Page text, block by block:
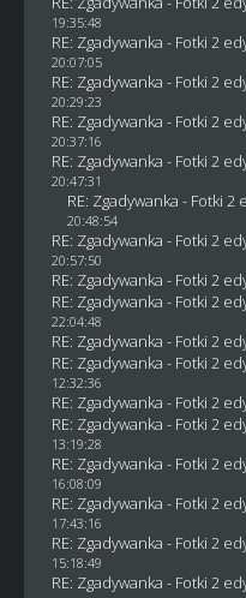
19:35:48
RE: Zgadywanka - Fotki 2
20:07:05
RE: Zgadywanka - Fotki 2
20:29:23
RE: Zgadywanka - Fotki 2
20:37:16
RE: Zgadywanka - Fotki 2
20:47:31
RE: Zgadywanka - Fotki 2
20:48:54
RE: Zgadywanka - Fotki 2
20:57:50
RE: Zgadywanka - Fotki 2
RE: Zgadywanka - Fotki 2
22:04:48
RE: Zgadywanka - Fotki 2
RE: Zgadywanka - Fotki 2
12:32:36
RE: Zgadywanka - Fotki 2
RE: Zgadywanka - Fotki 2
13:19:28
RE: Zgadywanka - Fotki 2
16:08:09
RE: Zgadywanka - Fotki 2
17:43:16
RE: Zgadywanka - Fotki 2
15:18:49
RE: Zgadywanka - Fotki 2